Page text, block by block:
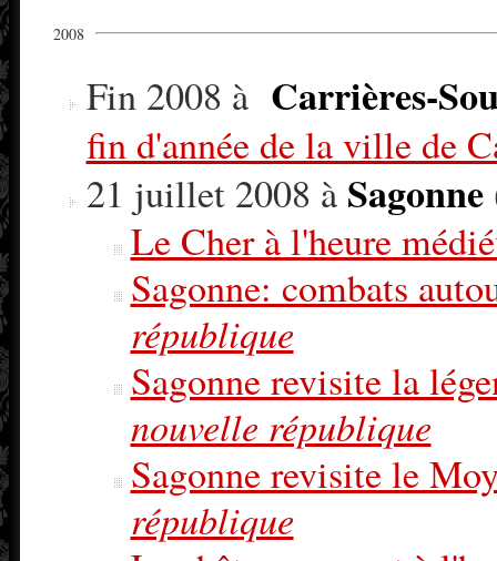
2008
Fin 2008 à Carrières-
fin d'année de la ville de
21 juillet 2008 à Sagonne
Le Cher à l'heure
Sagonne: combats
république
Sagonne revisite la
nouvelle république
Sagonne revisite le
république